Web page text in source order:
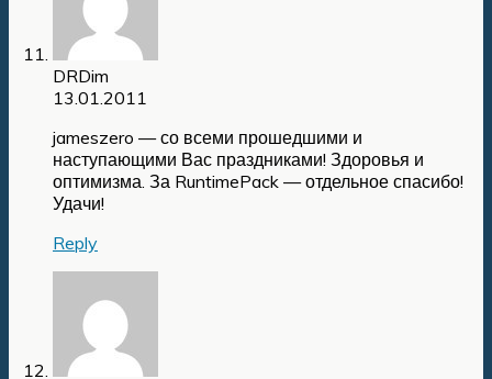
DRDim
13.01.2011
jameszero — со всеми прошедшими и
наступающими Вас праздниками! Здоровья и
оптимизма. За RuntimePack — отдельное спасибо!
Удачи!
Reply